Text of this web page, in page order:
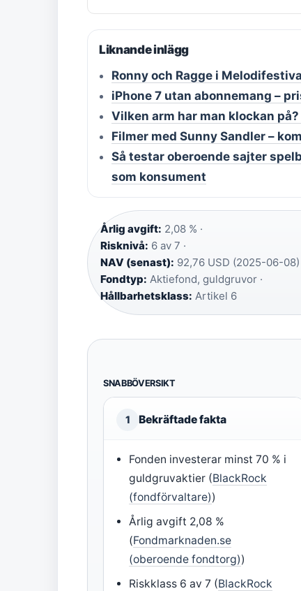
Liknande inlägg
Ronny och Ragge i
iPhone 7 utan abonnemang –
Vilken arm har man klockan
Filmer med Sunny Sandler –
Så testar oberoende sajter
som konsument
Årlig avgift: 2,08 % ·
Risknivå: 6 av 7 ·
NAV (senast): 92,76 USD (2025-06-08)
Fondtyp: Aktiefond, guldgruvor ·
Hållbarhetsklass: Artikel 6
SNABBÖVERSIKT
1 Bekräftade fakta
Fonden investerar minst 70 % i
guldgruvaktier (BlackRock
(fondförvaltare))
Årlig avgift 2,08 %
(Fondmarknaden.se
(oberoende fondtorg))
Riskklass 6 av 7 (BlackRock